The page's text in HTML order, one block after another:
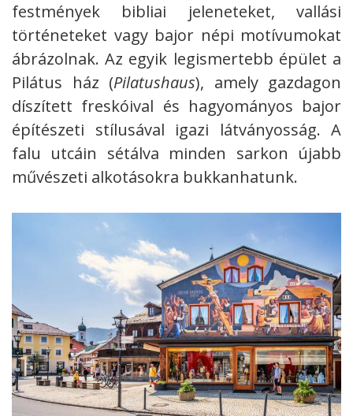
festmények bibliai jeleneteket, vallási
történeteket vagy bajor népi motívumokat
ábrázolnak. Az egyik legismertebb épület a
Pilátus ház (Pilatushaus), amely gazdagon
díszített freskóival és hagyományos bajor
építészeti stílusával igazi látványosság. A
falu utcáin sétálva minden sarkon újabb
művészeti alkotásokra bukkanhatunk.